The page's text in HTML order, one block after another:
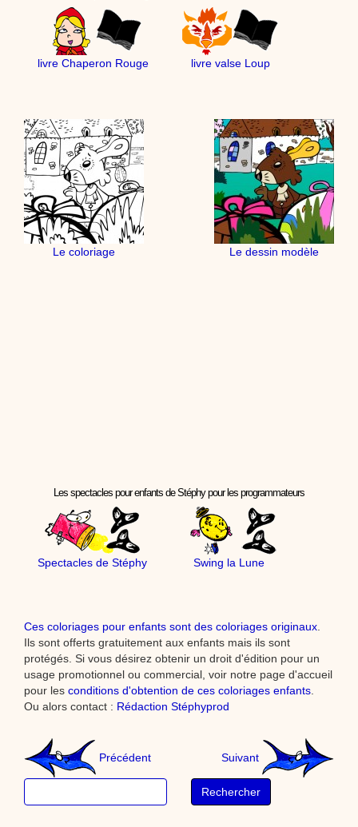
livre Chaperon Rouge livre valse Loup
Le coloriage Le dessin modèle
Les spectacles pour enfants de Stéphy pour les programmateurs
Spectacles de Stéphy Swing la Lune
Ces coloriages pour enfants sont des coloriages originaux
Ils sont offerts gratuitement aux enfants mais ils sont
protégés. Si vous désirez obtenir un droit d'édition pour un
usage promotionnel ou commercial, voir notre page d'accueil
pour les conditions d'obtention de ces coloriages enfants
Ou alors contact : Rédaction Stéphyprod
Précédent Suivant